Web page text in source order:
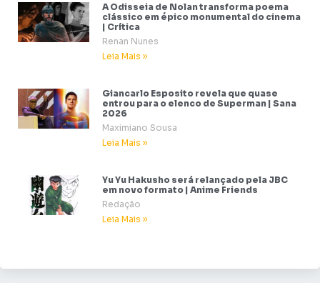
A Odisseia de Nolan transforma poema
clássico em épico monumental do cinema
| Crítica
Renan Nunes
Leia Mais »
Giancarlo Esposito revela que quase
entrou para o elenco de Superman | Sana
2026
Maximiano Sousa
Leia Mais »
Yu Yu Hakusho será relançado pela JBC
em novo formato | Anime Friends
Redação
Leia Mais »